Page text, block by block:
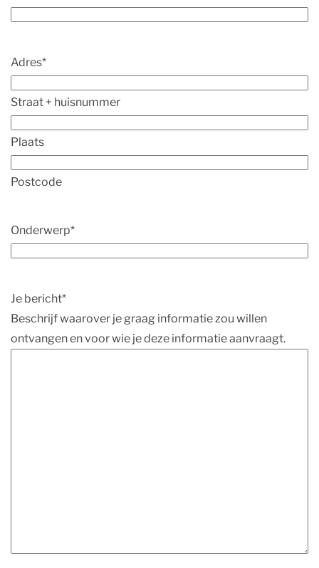
Adres*
Straat + huisnummer
Plaats
Postcode
Onderwerp*
Je bericht*
Beschrijf waarover je graag informatie zou willen
ontvangen en voor wie je deze informatie aanvraagt.